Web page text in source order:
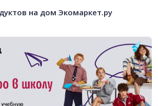
на дом Экомаркет.ру